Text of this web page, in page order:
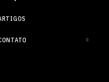
inovar e trazer excelência
como a aplicação do
empresa, a novos
thinking?